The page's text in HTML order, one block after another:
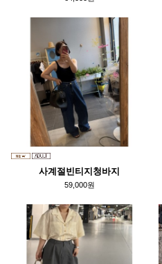
사계절빈티지청바지
59,000원